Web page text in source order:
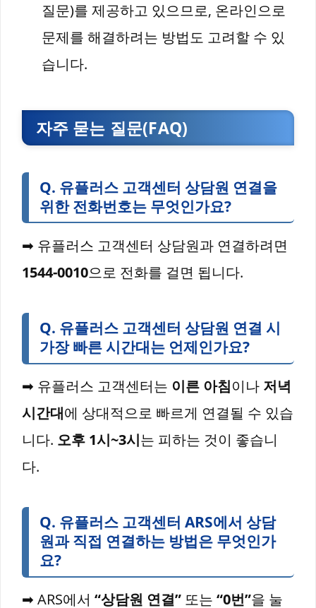
질문)를 제공하고 있으므로, 온라인으로
문제를 해결하려는 방법도 고려할 수 있
습니다.
자주 묻는 질문(FAQ)
Q. 유플러스 고객센터 상담원 연결을
위한 전화번호는 무엇인가요?
➡ 유플러스 고객센터 상담원과 연결하려면
1544-0010으로 전화를 걸면 됩니다.
Q. 유플러스 고객센터 상담원 연결 시
가장 빠른 시간대는 언제인가요?
➡ 유플러스 고객센터는 이른 아침이나 저녁
시간대에 상대적으로 빠르게 연결될 수 있습
니다. 오후 1시~3시는 피하는 것이 좋습니
다.
Q. 유플러스 고객센터 ARS에서 상담
원과 직접 연결하는 방법은 무엇인가
요?
➡ ARS에서 “상담원 연결” 또는 “0번”을 눌